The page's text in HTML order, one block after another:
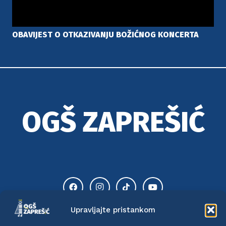
Upravljajte pristankom
OBAVIJEST O OTKAZIVANJU BOŽIĆNOG KONCERTA
OGŠ ZAPREŠIĆ